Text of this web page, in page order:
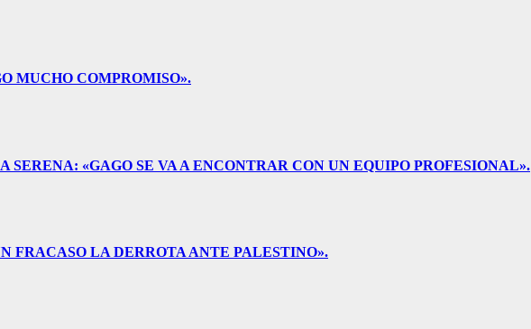
MUCHO COMPROMISO».
«GAGO SE VA A ENCONTRAR CON UN EQUIPO PROFESIONAL».
FRACASO LA DERROTA ANTE PALESTINO».